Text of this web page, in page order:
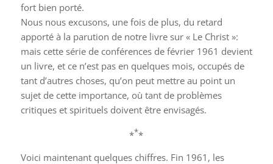
fort bien porté.
Nous nous excusons, une fois de plus, du retard
apporté à la parution de notre livre sur « Le Christ »:
mais cette série de conférences de février 1961 devient
un livre, et ce n’est pas en quelques mois, occupés de
tant d’autres choses, qu’on peut mettre au point un
sujet de cette importance, où tant de problèmes
critiques et spirituels doivent être envisagés.
***
Voici maintenant quelques chiffres. Fin 1961, les